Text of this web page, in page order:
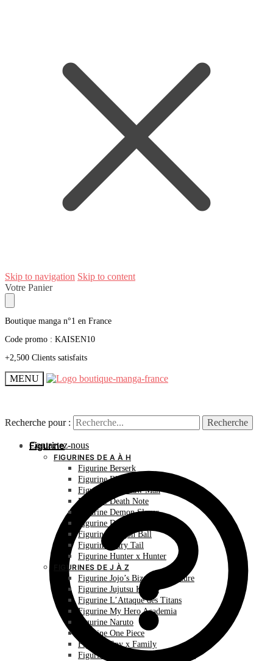
Skip to navigation Skip to content
Votre Panier
Boutique manga n°1 en France
Code promo : KAISEN10
+2,500 Clients satisfaits
MENU
Recherche pour : Recherche
Contactez-nous
Recherche pour : Recherche
Figurine
FIGURINES DE A À H
Figurine Berserk
Figurine Bleach
Figurine Chainsaw Man
Figurine Death Note
Figurine Demon Slayer
Figurine Dr Stone
Figurine Dragon Ball
Figurine Fairy Tail
Figurine Hunter x Hunter
FIGURINES DE J À Z
Figurine Jojo’s Bizarre Adventure
Figurine Jujutsu Kaisen
Figurine L’Attaque des Titans
Figurine My Hero Academia
Figurine Naruto
Figurine One Piece
Figurine Spy x Family
Figurine The Promised Neverland